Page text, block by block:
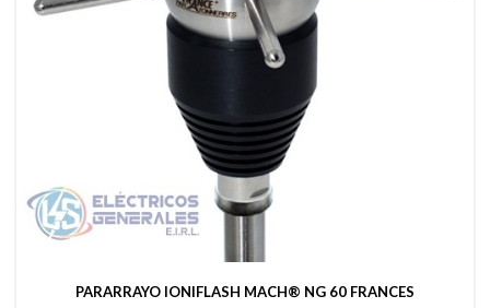
PARARRAYO IONIFLASH MACH® NG 60 FRANCES